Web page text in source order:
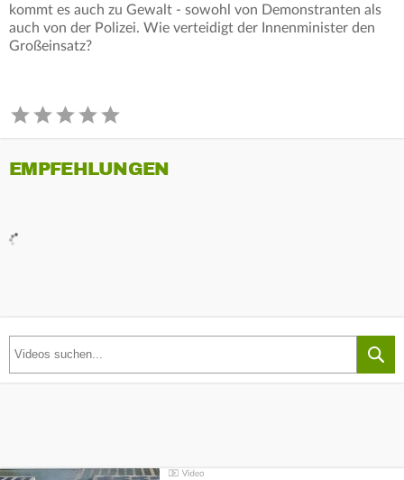
kommt es auch zu Gewalt - sowohl von Demonstranten als
auch von der Polizei. Wie verteidigt der Innenminister den
Großeinsatz?
EMPFEHLUNGEN